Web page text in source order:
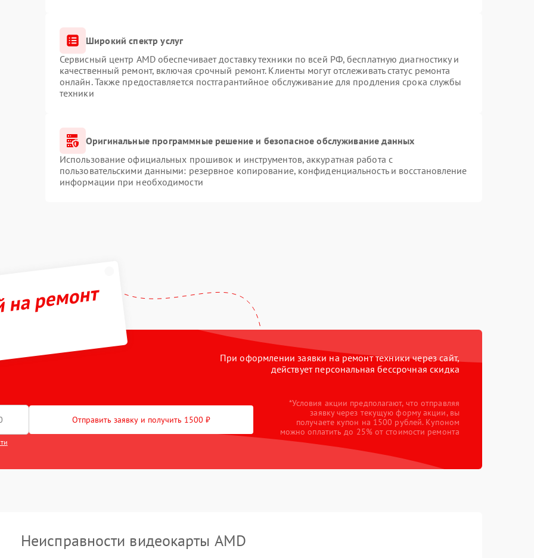
Широкий спектр услуг
Сервисный центр AMD обеспечивает доставку техники по всей РФ, бесплатную диагностику и
качественный ремонт, включая срочный ремонт. Клиенты могут отслеживать статус ремонта
онлайн. Также предоставляется постгарантийное обслуживание для продления срока службы
техники
Оригинальные программные решение и безопасное обслуживание данных
Использование официальных прошивок и инструментов, аккуратная работа с
пользовательскими данными: резервное копирование, конфиденциальность и восстановление
информации при необходимости
ремонт
При оформлении заявки на ремонт техники через сайт,
действует персональная бессрочная скидка
Отправить заявку и получить 1500 ₽
*Условия акции предполагают, что отправляя
заявку через текущую форму акции, вы
получаете купон на 1500 рублей. Купоном
можно оплатить до 25% от стоимости ремонта
Неисправности видеокарты AMD